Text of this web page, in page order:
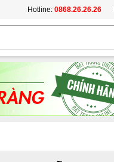
Hotline: 0868.26.26.26